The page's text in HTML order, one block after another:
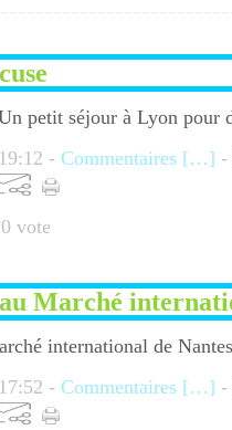
petit séjour à Lyon pour
- Commentaires […] -
0 vote
Marché
- Commentaires […] -